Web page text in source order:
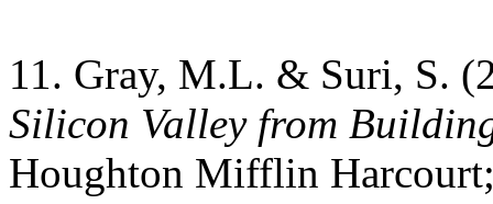
11. Gray, M.L. & Suri, S.
Silicon Valley from
Houghton Mifflin